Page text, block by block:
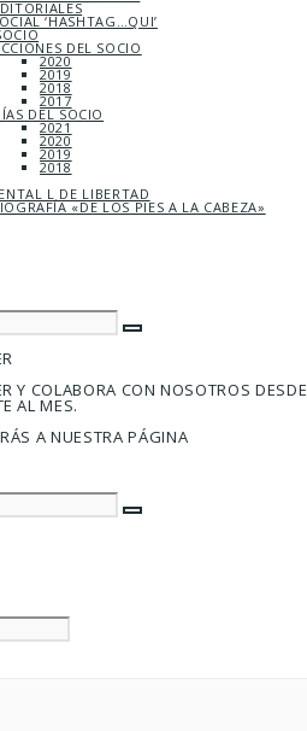
‘HASHTAG…QUI’
DEL SOCIO
2020
2019
2018
2017
DEL SOCIO
2021
2020
2019
2018
L DE LIBERTAD
«DE LOS PIES A LA CABEZA»
Y COLABORA CON NOSOTROS DESDE
AL MES.
A NUESTRA PÁGINA